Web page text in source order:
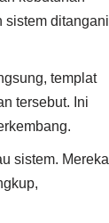
sistem ditangani
templat
tersebut. Ini
sistem. Mereka